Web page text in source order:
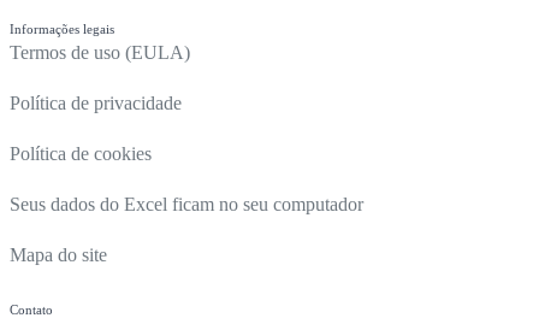
Informações legais
Termos de uso (EULA)
Política de privacidade
Política de cookies
Seus dados do Excel ficam no seu computador
Mapa do site
Contato